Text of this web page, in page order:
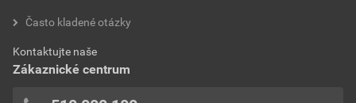
Často kladené otázky
Kontaktujte naše
Zákaznické centrum